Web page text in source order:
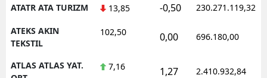
ATATR ATA TURIZM 13,85 -0,50 230.271.119,32
ATEKS AKIN
TEKSTIL
102,50 0,00 696.180,00
ATLAS ATLAS YAT.
7,16 1,27 2.410.932,84